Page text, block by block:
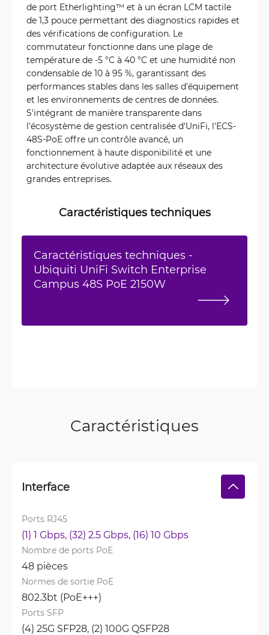
de port Etherlighting™ et à un écran LCM tactile
de 1,3 pouce permettant des diagnostics rapides et
des vérifications de configuration. Le
commutateur fonctionne dans une plage de
température de -5 °C à 40 °C et une humidité non
condensable de 10 à 95 %, garantissant des
performances stables dans les salles d'équipement
et les environnements de centres de données.
S'intégrant de manière transparente dans
l'écosystème de gestion centralisée d'UniFi, l'ECS-
48S-PoE offre un contrôle avancé, un
fonctionnement à haute disponibilité et une
architecture évolutive adaptée aux réseaux des
grandes entreprises.
Caractéristiques techniques
Caractéristiques techniques -
Ubiquiti UniFi Switch Enterprise
Campus 48S PoE 2150W
Caractéristiques
Interface
Ports RJ45
(1) 1 Gbps, (32) 2.5 Gbps, (16) 10 Gbps
Nombre de ports PoE
48 pièces
Normes de sortie PoE
802.3bt (PoE+++)
Ports SFP
(4) 25G SFP28, (2) 100G QSFP28